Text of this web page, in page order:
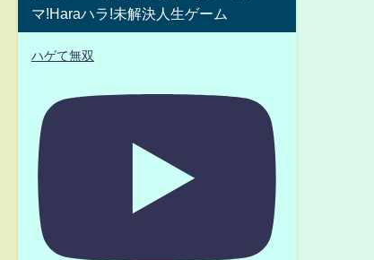
マ!Haraハラ!未解決人生ゲーム
ハゲて無双